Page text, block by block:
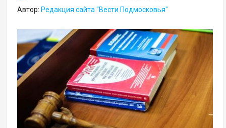
Автор: Редакция сайта "Вести Подмосковья"